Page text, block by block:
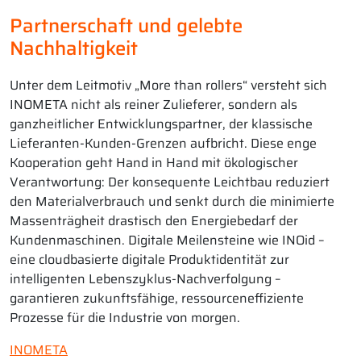
Partnerschaft und gelebte
Nachhaltigkeit
Unter dem Leitmotiv „More than rollers“ versteht sich
INOMETA nicht als reiner Zulieferer, sondern als
ganzheitlicher Entwicklungspartner, der klassische
Lieferanten-Kunden-Grenzen aufbricht. Diese enge
Kooperation geht Hand in Hand mit ökologischer
Verantwortung: Der konsequente Leichtbau reduziert
den Materialverbrauch und senkt durch die minimierte
Massenträgheit drastisch den Energiebedarf der
Kundenmaschinen. Digitale Meilensteine wie INOid –
eine cloudbasierte digitale Produktidentität zur
intelligenten Lebenszyklus-Nachverfolgung –
garantieren zukunftsfähige, ressourceneffiziente
Prozesse für die Industrie von morgen.
INOMETA